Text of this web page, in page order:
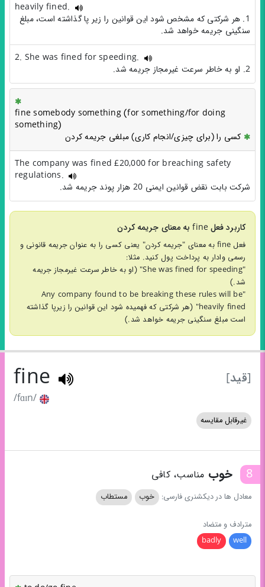
heavily fined.
1. هر شرکتی که مشخص شود این قوانین را زیر پا گذاشته است، مبلغ
سنگینی جریمه خواهد شد.
2. She was fined for speeding.
2. او به خاطر سرعت غیرمجاز جریمه شد.
fine somebody something (for something/for doing
something)
کسی را (برای چیزی/انجام کاری) مبلغی جریمه کردن
The company was fined £20,000 for breaching safety
regulations.
شرکت بابت نقض قوانین ایمنی 20 هزار پوند جریمه شد.
کاربرد فعل fine به معنای جریمه کردن
فعل fine به معنای "جریمه کردن" یعنی کسی را به عنوان جریمه قانونی و
رسمی وادار به پرداخت پول کنید. مثلا:
"She was fined for speeding" (او به خاطر سرعت غیرمجاز جریمه
شد.)
"Any company found to be breaking these rules will be
heavily fined" (هر شرکتی که فهمیده شود این قوانین را زیرپا گذاشته
است مبلغ سنگینی جریمه خواهد شد.)
[قید] fine
/fɑɪn/
غیرقابل مقایسه
8 خوب مناسب، کافی
معادل ها در دیکشنری فارسی: خوب مستطاب
مترادف و متضاد
well
badly